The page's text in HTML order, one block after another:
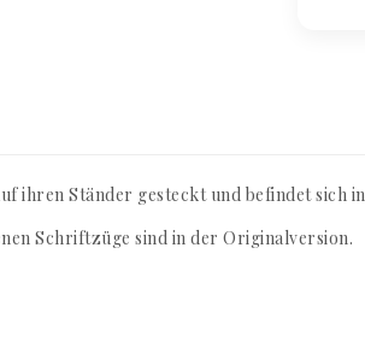
ihren Ständer gesteckt und befindet sich
Schriftzüge sind in der Originalversion.